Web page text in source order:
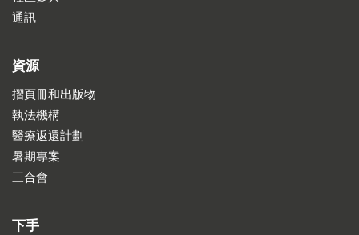
通訊
資源
摺頁冊和出版物
執法機構
醫療返還計劃
暑期專案
三合會
下手